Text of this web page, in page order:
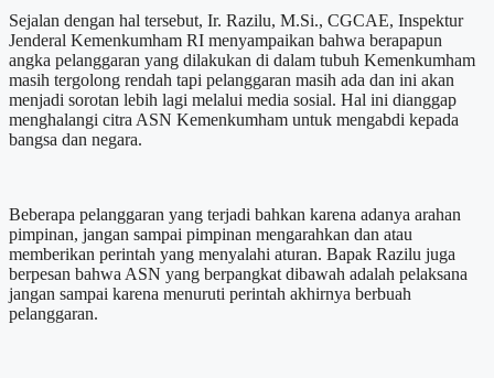
Sejalan dengan hal tersebut, Ir. Razilu, M.Si., CGCAE, Inspektur
Jenderal Kemenkumham RI menyampaikan bahwa berapapun
angka pelanggaran yang dilakukan di dalam tubuh Kemenkumham
masih tergolong rendah tapi pelanggaran masih ada dan ini akan
menjadi sorotan lebih lagi melalui media sosial. Hal ini dianggap
menghalangi citra ASN Kemenkumham untuk mengabdi kepada
bangsa dan negara.
Beberapa pelanggaran yang terjadi bahkan karena adanya arahan
pimpinan, jangan sampai pimpinan mengarahkan dan atau
memberikan perintah yang menyalahi aturan. Bapak Razilu juga
berpesan bahwa ASN yang berpangkat dibawah adalah pelaksana
jangan sampai karena menuruti perintah akhirnya berbuah
pelanggaran.